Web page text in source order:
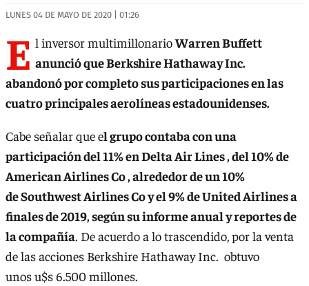
LUNES 04 DE MAYO DE 2020 | 01:26
E l inversor multimillonarioWarren Buffett
anunció que Berkshire Hathaway Inc.
abandonó por completo sus participaciones en las
cuatro principales aerolíneas estadounidenses.
Cabe señalar que el grupo contaba con una
participación del 11% en Delta Air Lines , del 10% de
American Airlines Co , alrededor de un 10%
de Southwest Airlines Co y el 9% de United Airlines a
finales de 2019, según su informe anual y reportes de
la compañía. De acuerdo a lo trascendido, por la venta
de las acciones Berkshire Hathaway Inc. obtuvo
unos u$s 6.500 millones.